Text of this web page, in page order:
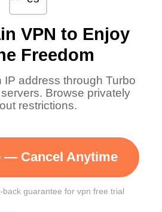
VPN to Enjoy
Freedom
IP address through Turbo
servers. Browse privately
restrictions.
— Cancel Anytime
back guarantee for vpn free trial